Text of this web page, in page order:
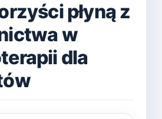
płyną z
w
dla